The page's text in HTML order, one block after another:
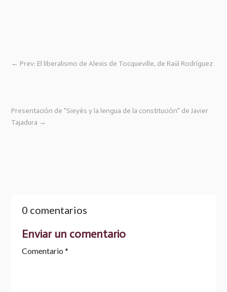
← Prev: El liberalismo de Alexis de Tocqueville, de Raúl Rodríguez
Presentación de "Sieyès y la lengua de la constitución" de Javier
Tajadura →
0 comentarios
Enviar un comentario
Comentario *